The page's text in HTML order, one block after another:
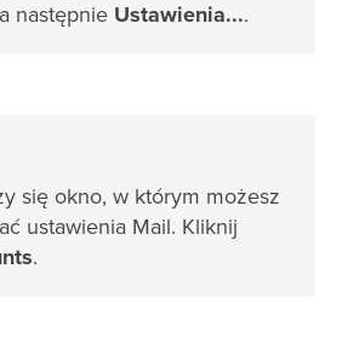
następnie Ustawienia....
się okno, w którym możesz
ustawienia Mail. Kliknij
.